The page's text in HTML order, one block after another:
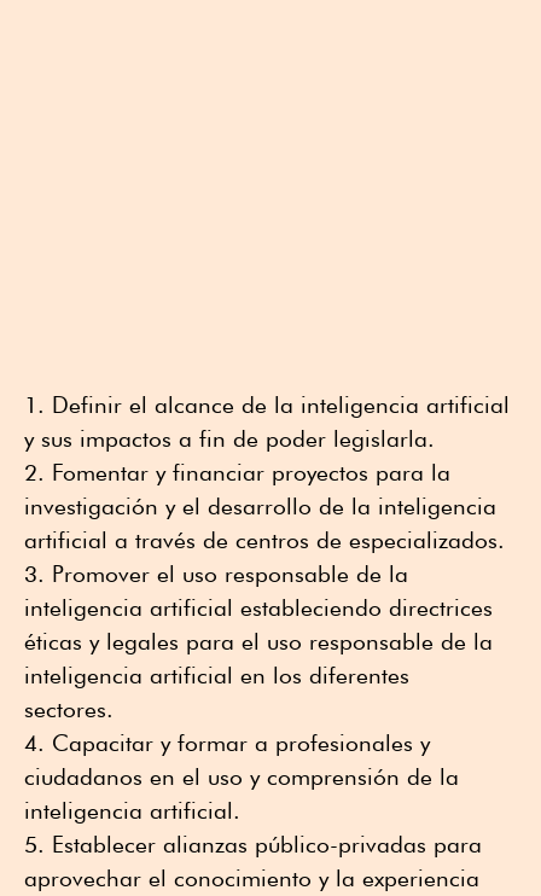
Definir el alcance de la inteligencia artificial
y sus impactos a fin de poder legislarla.
Fomentar y financiar proyectos para la
investigación y el desarrollo de la inteligencia
artificial a través de centros de especializados.
Promover el uso responsable de la
inteligencia artificial estableciendo directrices
éticas y legales para el uso responsable de la
inteligencia artificial en los diferentes
sectores.
Capacitar y formar a profesionales y
ciudadanos en el uso y comprensión de la
inteligencia artificial.
Establecer alianzas público-privadas para
aprovechar el conocimiento y la experiencia